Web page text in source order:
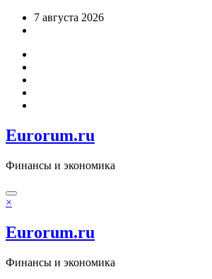
Перейти7 августа 2026
Eurorum.ru
Финансы и экономика
×
Eurorum.ru
Финансы и экономика